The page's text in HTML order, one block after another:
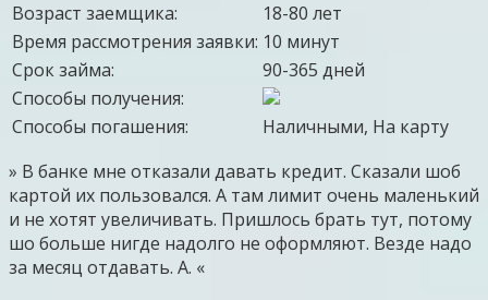
Возраст заемщика:
18-80 лет
Время рассмотрения заявки: 10 минут
Срок займа:
90-365 дней
Способы получения:
Способы погашения:
Наличными, На карту
» В банке мне отказали давать кредит. Сказали шоб
картой их пользовался. А там лимит очень маленький
и не хотят увеличивать. Пришлось брать тут, потому
шо больше нигде надолго не оформляют. Везде надо
за месяц отдавать. А. «